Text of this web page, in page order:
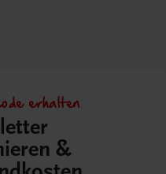
Aromen &
erhalten
&